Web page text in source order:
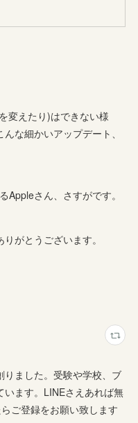
変えたり)はできない様
な細かいアップデート、
Appleさん、さすがです。
がとうございます。
りました。受験や学校、ブ
います。LINEさえあれば無
ご登録をお願い致します